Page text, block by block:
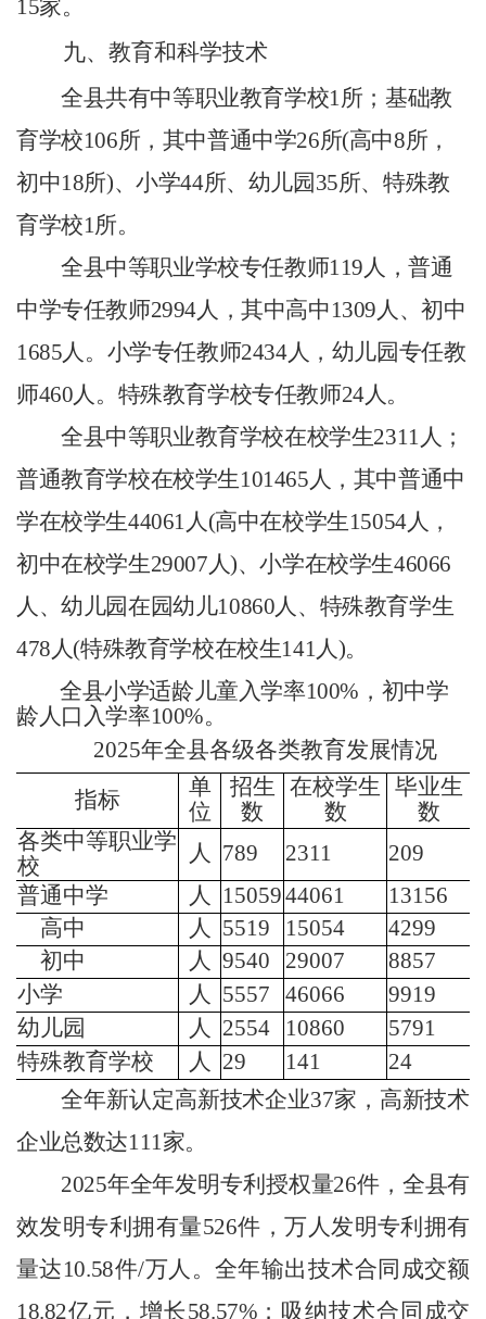
15家。
九、教育和科学技术
全县共有中等职业教育学校1 所；基础教
育学校106所，其中普通中学26所(高中8所，
初中18所)、小学44所、幼儿园35所、特殊教
育学校1 所。
全县中等职业学校专任教师119 人，普通
中学专任教师2994人，其中高中1309 人、初中
1685人。小学专任教师2434人，幼儿园专任教
师460人。特殊教育学校专任教师24人。
全县中等职业教育学校在校学生2311 人；
普通教育学校在校学生101465 人，其中普通中
学在校学生44061 人 (高中在校学生15054人，
初中在校学生29007 人)、小学在校学生46066
人、幼儿园在园幼儿10860人、特殊教育学生
478 人(特殊教育学校在校生141 人)。
全县小学适龄儿童入学率100% ，初中学
龄人口入学率100%。
2025年全县各级各类教育发展情况
指标
单
位
招生
数
在校学生
数
毕业生
数
各类中等职业学
校
人 789 2311
209
普通中学 人 1505944061
13156
高中
人 5519 15054
4299
初中
人 9540 29007
8857
小学
人 5557 46066
9919
幼儿园
人 2554 10860
5791
特殊教育学校
人 29 141
24
全年新认定高新技术企业37家，高新技术
企业总数达111 家。
2025年全年发明专利授权量26件，全县有
效发明专利拥有量526件，万人发明专利拥有
量达10.58件/万人。全年输出技术合同成交额
18.82亿元，增长58.57% ；吸纳技术合同成交